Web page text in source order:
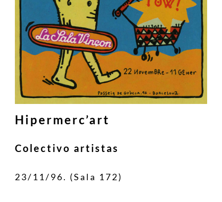
Hipermerc’art
Colectivo artistas
23/11/96. (Sala 172)